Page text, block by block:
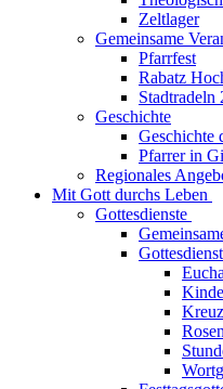
Zeltlager
Gemeinsame
Pfarrfest
Rabatz
Stadtradeln
Geschichte
Geschichte
Pfarrer in
Regionales
Mit Gott durchs Leben
Gottesdienste